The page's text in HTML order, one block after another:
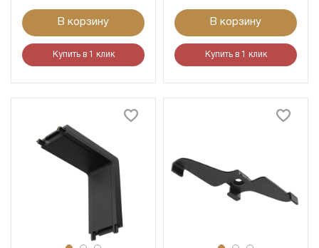
В корзину
Купить в 1 клик
В корзину
Купить в 1 клик